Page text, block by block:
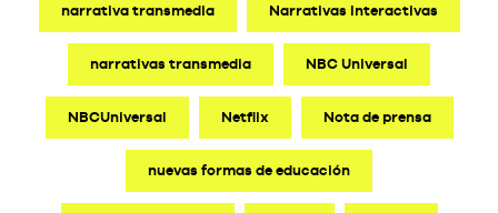
narrativa transmedia Narrativas Interactivas
narrativas transmedia NBC Universal
NBCUniversal Netflix Nota de prensa
nuevas formas de educación